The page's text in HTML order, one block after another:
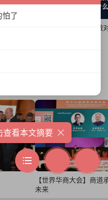
老行业新品牌：他们做
【世界华商大会】商
未来
了
查看本文摘要 ×